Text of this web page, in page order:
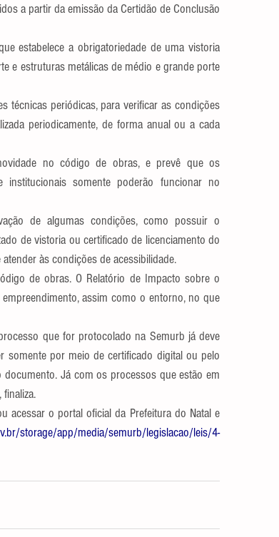
a partir da emissão da Certidão de Conclusão
estabelece a obrigatoriedade de uma vistoria
e estruturas metálicas de médio e grande porte
técnicas periódicas, para verificar as condições
periodicamente, de forma anual ou a cada
no código de obras, e prevê que os
institucionais somente poderão funcionar no
de algumas condições, como possuir o
de vistoria ou certificado de licenciamento do
às condições de acessibilidade.
de obras. O Relatório de Impacto sobre o
assim como o entorno, no que
que for protocolado na Semurb já deve
Já com os processos que estão em
acessar o portal oficial da Prefeitura do Natal e
storage/app/media/semurb/legislacao/leis/4-